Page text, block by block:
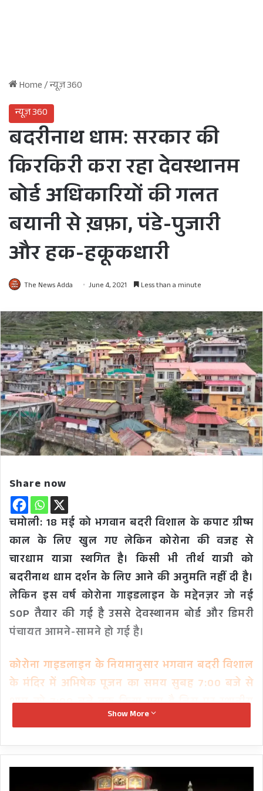
Home/न्यूज़ 360
न्यूज़ 360
बदरीनाथ धाम: सरकार की
किरकिरी करा रहा देवस्थानम
बोर्ड अधिकारियों की गलत
बयानी से ख़फ़ा, पंडे-पुजारी
और हक-हकूकधारी
The News Adda June 4, 2021 Less than a minute
Share now
चमोली: 18 मई को भगवान बदरी विशाल के कपाट ग्रीष्म
काल के लिए खुल गए लेकिन कोरोना की वजह से
चारधाम यात्रा स्थगित है। किसी भी तीर्थ यात्री को
बदरीनाथ धाम दर्शन के लिए आने की अनुमति नहीं दी है।
लेकिन इस वर्ष कोरोना गाइडलाइन के मद्देनज़र जो नई
SOP तैयार की गई है उससे देवस्थानम बोर्ड और डिमरी
पंचायत आमने-सामने हो गई है।
कोरोना गाइडलाइन के नियमानुसार भगवान बदरी विशाल
के मंदिर में अभिषेक पूजन का समय सुबह 7:00 बजे से
शाम को 7:00 बजे तक किया गया है जिस पर स्थानीय
हक-हकूकधारी और तीर्थ पुरोहित लगातार सवाल खड़े
के लोगों का कहना है कि भगवान बदरी विशाल का
अभिषेक ब्रह्म मुहूर्त में किया जाता है, जोकि शंकराचार्य
Show More